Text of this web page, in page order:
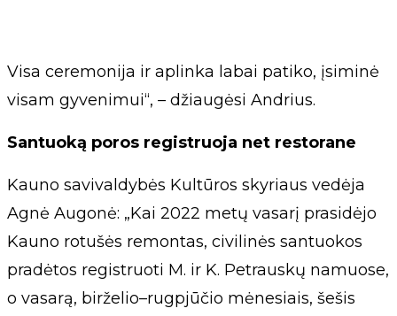
Visa ceremonija ir aplinka labai patiko, įsiminė
visam gyvenimui“, – džiaugėsi Andrius.
Santuoką poros registruoja net restorane
Kauno savivaldybės Kultūros skyriaus vedėja
Agnė Augonė: „Kai 2022 metų vasarį prasidėjo
Kauno rotušės remontas, civilinės santuokos
pradėtos registruoti M. ir K. Petrauskų namuose,
o vasarą, birželio–rugpjūčio mėnesiais, šešis